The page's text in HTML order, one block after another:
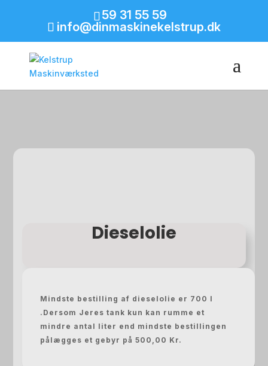
59 31 55 59
info@dinmaskinekelstrup.dk
Dieselolie
Mindste bestilling af dieselolie er 700 l
.Dersom Jeres tank kun kan rumme et
mindre antal liter end mindste bestillingen
pålægges et gebyr på 500,00 Kr.